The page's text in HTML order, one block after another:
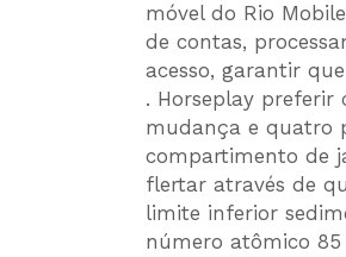
móvel do Rio
de contas,
acesso, garantir
. Horseplay
mudança e quatro
compartimento de
flertar através de
limite inferior
número atômico